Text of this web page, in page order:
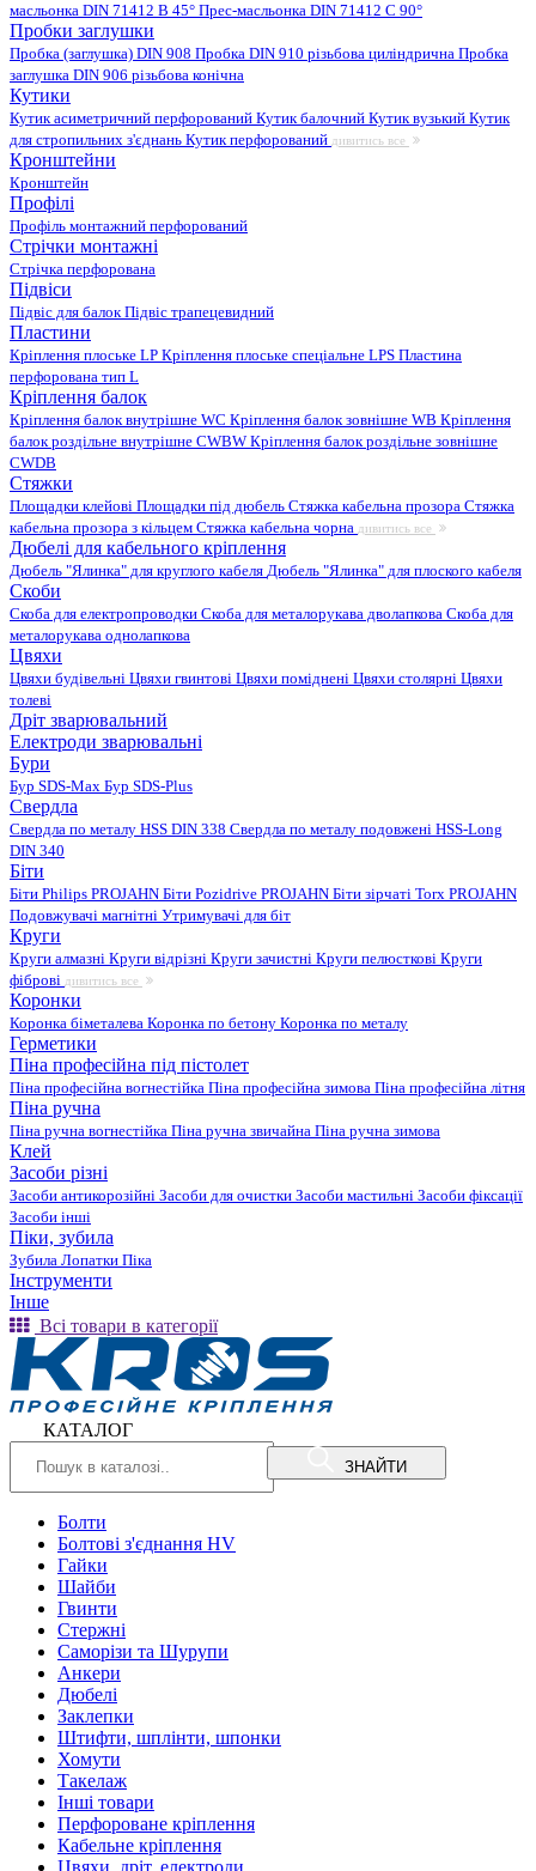
масльонка DIN 71412 B 45° Прес-масльонка DIN 71412 C 90°
Пробки заглушки
Пробка (заглушка) DIN 908 Пробка DIN 910 різьбова циліндрична Пробка
заглушка DIN 906 різьбова конічна
Кутики
Кутик асиметричний перфорований Кутик балочний Кутик вузький Кутик
для стропильних з'єднань Кутик перфорований дивитись все
Кронштейни
Кронштейн
Профілі
Профіль монтажний перфорований
Стрічки монтажні
Стрічка перфорована
Підвіси
Підвіс для балокПідвіс трапецевидний
Пластини
Кріплення плоське LP Кріплення плоське спеціальне LPS Пластина
перфорована тип L
Кріплення балок
Кріплення балок внутрішне WC Кріплення балок зовнішне WB Кріплення
балок роздільне внутрішне CWBW Кріплення балок роздільне зовнішне
CWDB
Стяжки
Площадки клейові Площадки під дюбель Стяжка кабельна прозора Стяжка
кабельна прозора з кільцем Стяжка кабельна чорна дивитись все
Дюбелі для кабельного кріплення
Дюбель "Ялинка" для круглого кабеля Дюбель "Ялинка" для плоского кабеля
Скоби
Скоба для електропроводки Скоба для металорукава дволапкова Скоба для
металорукава однолапкова
Цвяхи
Цвяхи будівельні Цвяхи гвинтові Цвяхи поміднені Цвяхи столярні Цвяхи
толеві
Дріт зварювальний
Електроди зварювальні
Бури
Бур SDS-Max Бур SDS-Plus
Свердла
Свердла по металу HSS DIN 338 Свердла по металу подовжені HSS-Long
DIN 340
Біти
Біти Philips PROJAHN Біти Pozidrive PROJAHN Біти зірчаті Torx PROJAHN
Подовжувачі магнітні Утримувачі для біт
Круги
Круги алмазні Круги відрізні Круги зачистні Круги пелюсткові Круги
фіброві дивитись все
Коронки
Коронка біметалева Коронка по бетону Коронка по металу
Герметики
Піна професійна під пістолет
Піна професійна вогнестійка Піна професійна зимова Піна професійна літня
Піна ручна
Піна ручна вогнестійка Піна ручна звичайна Піна ручна зимова
Клей
Засоби різні
Засоби антикорозійні Засоби для очистки Засоби мастильні Засоби фіксації
Засоби інші
Піки, зубила
Зубила Лопатки Піка
Інструменти
Інше
Всі товари в категорії
КАТАЛОГ
ЗНАЙТИ
Болти
Болтові з'єднання HV
Гайки
Шайби
Гвинти
Стержні
Саморізи та Шурупи
Анкери
Дюбелі
Заклепки
Штифти, шплінти, шпонки
Хомути
Такелаж
Інші товари
Перфороване кріплення
Кабельне кріплення
Цвяхи, дріт, електроди